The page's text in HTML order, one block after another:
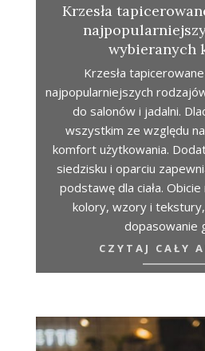
Krzesła
wybieranych
Krzesła
najpopularniejszych
do salonów i jadalni.
wszystkim ze względu
komfort użytkowania.
siedzisku i oparciu
podstawę dla ciała.
kolory, wzory i
dopasowanie
CZYTAJ CAŁY